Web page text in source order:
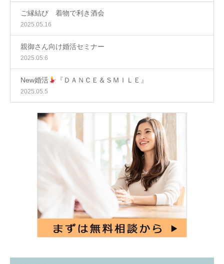
ご縁結び 着物で利き酒会
2025.05.16
親御さん向け婚活セミナー
2025.05.6
New婚活 『ＤＡＮＣＥ＆ＳＭＩＬＥ』
2025.05.5